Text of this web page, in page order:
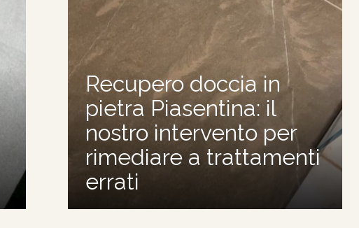
Recupero doccia in
pietra Piasentina: il
nostro intervento per
rimediare a trattamenti
errati